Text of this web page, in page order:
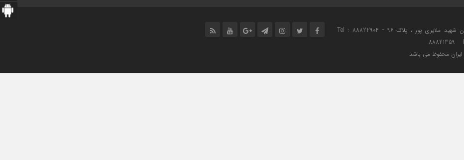
نشانی : تهران ، میدان هفت تیر ، خیابان مفتح شمالی ، خیابان شهید ملایری پور ، پلاک 96 Tel : 88822904 -
88821359
محفوظ می باشد